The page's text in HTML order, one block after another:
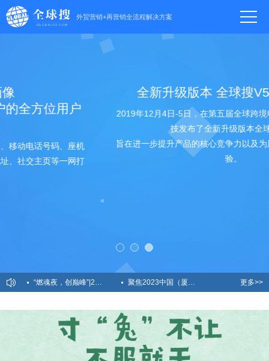
外贸营销+再营销全流程解决方案
全新升级版本 全球搜V5.0正式发布
2019年12月4日-5日，在第五届全球跨境电子商务大会上谷道科
技发布了全新升级版本全球搜V5.0
旨在进一步提升产品的核心竞争力以及为用户提供更好的服务体
“燃魂夜，创巅峰”|2023创贸集团全国精英盛宴荣耀时刻！ 聚焦2023中国（厦门）国际跨境电商展，创贸AICC全新亮相
2023春季运动会：寸“兔”不让，不服就干！
更多>>